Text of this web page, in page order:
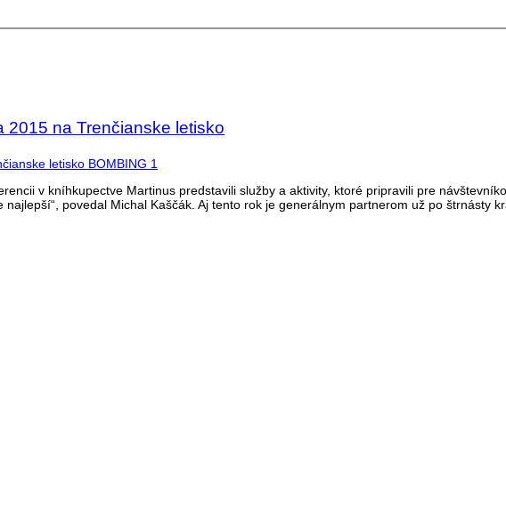
2015 na Trenčianske letisko
v kníhkupectve Martinus predstavili služby a aktivity, ktoré pripravili pre
povedal Michal Kaščák. Aj tento rok je generálnym partnerom už po štrnásty